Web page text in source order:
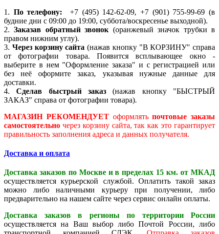
1. По телефону: +7 (495) 142-62-09, +7 (901) 755-99-69 (в
будние дни с 09:00 до 19:00, суббота/воскресенье выходной).
2.Заказав обратный звонок (оранжевый значок трубки в
правом нижним углу).
3. Через корзину сайта (нажав кнопку "В КОРЗИНУ" справа
от фотографии товара. Появится всплывающее окно -
выберите в нем "Оформление заказа" и с регистрацией или
без неё оформите заказ, указывая нужные данные для
доставки.
4.Сделав быстрый заказ (нажав кнопку "БЫСТРЫЙ
ЗАКАЗ" справа от фотографии товара).
МАГАЗИН РЕКОМЕНДУЕТоформлятьпочтовые заказы
самостоятельно через корзину сайта, так как это гарантирует
правильность заполнения адреса и данных получателя.
Доставка и оплата
Доставка заказов по Москве и в пределах 15 км. от МКАД
осуществляется курьерской службой. Оплатить такой заказ
можно либо наличными курьеру при получении, либо
предварительно на нашем сайте через сервис онлайн оплаты.
Доставка заказов в регионы по территории России
осуществляется на Ваш выбор либо Почтой России, либо